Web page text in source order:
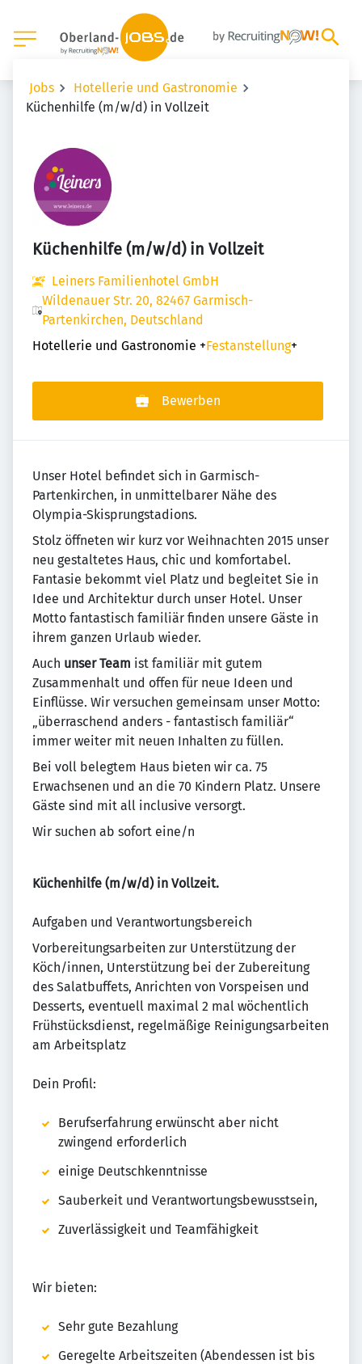
Jobs
Hotellerie und Gastronomie
Küchenhilfe (m/w/d) in Vollzeit
Küchenhilfe (m/w/d) in Vollzeit
Leiners Familienhotel GmbH
Wildenauer Str. 20, 82467 Garmisch-
Partenkirchen, Deutschland
Hotellerie und Gastronomie +Festanstellung+
Bewerben
Unser Hotel befindet sich in Garmisch-
Partenkirchen, in unmittelbarer Nähe des
Olympia-Skisprungstadions.
Stolz öffneten wir kurz vor Weihnachten 2015 unser
neu gestaltetes Haus, chic und komfortabel.
Fantasie bekommt viel Platz und begleitet Sie in
Idee und Architektur durch unser Hotel. Unser
Motto fantastisch familiär finden unsere Gäste in
ihrem ganzen Urlaub wieder.
Auch unser Team ist familiär mit gutem
Zusammenhalt und offen für neue Ideen und
Einflüsse. Wir versuchen gemeinsam unser Motto:
„überraschend anders - fantastisch familiär“
immer weiter mit neuen Inhalten zu füllen.
Bei voll belegtem Haus bieten wir ca. 75
Erwachsenen und an die 70 Kindern Platz. Unsere
Gäste sind mit all inclusive versorgt.
Wir suchen ab sofort eine/n
Küchenhilfe (m/w/d) in Vollzeit.
Aufgaben und Verantwortungsbereich
Vorbereitungsarbeiten zur Unterstützung der
Köch/innen, Unterstützung bei der Zubereitung
des Salatbuffets, Anrichten von Vorspeisen und
Desserts, eventuell maximal 2 mal wöchentlich
Frühstücksdienst, regelmäßige Reinigungsarbeiten
am Arbeitsplatz
Dein Profil:
Berufserfahrung erwünscht aber nicht
zwingend erforderlich
einige Deutschkenntnisse
Sauberkeit und Verantwortungsbewusstsein,
Zuverlässigkeit und Teamfähigkeit
Wir bieten:
Sehr gute Bezahlung
Geregelte Arbeitszeiten (Abendessen ist bis